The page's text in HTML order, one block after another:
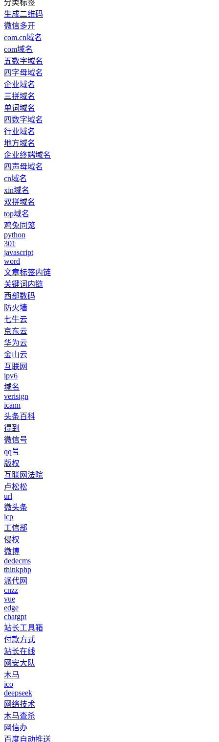
分类标签
生成二维码
微信多开
com.cn域名
com域名
五数字域名
四字母域名
企业域名
三拼域名
单词域名
四数字域名
行业域名
地方域名
企业终端域名
四声母域名
cn域名
xin域名
双拼域名
top域名
鸡兔同笼
python
301
javascript
word
文章标签内链
关键词内链
西部数码
防火墙
七牛云
京东云
华为云
金山云
互联网
ipv6
域名
verisign
icann
头条百科
得到
微信号
qq号
版权
互联网法院
卢松松
url
微头条
icp
工信部
侵权
微博
dedecms
thinkphp
派代网
cnzz
vue
edge
chatgpt
站长工具箱
付款方式
站长在线
网安大队
木马
ico
deepseek
网络技术
木马查杀
网信办
百度自动推送